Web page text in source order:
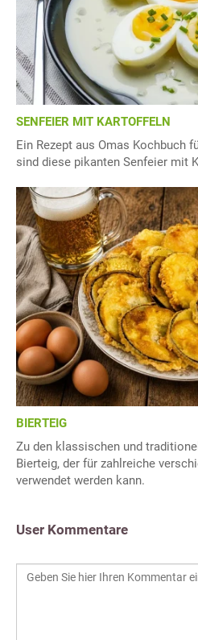
SENFEIER MIT KARTOFFELN
Ein Rezept aus Omas Kochbuch
sind diese pikanten Senfeier mit
BIERTEIG
Zu den klassischen und
Bierteig, der für zahlreiche
verwendet werden kann.
User Kommentare